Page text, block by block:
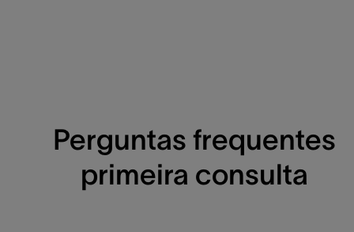
Perguntas frequentes
primeira consulta